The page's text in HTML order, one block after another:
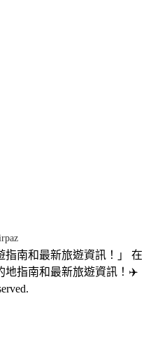
指南和最新旅遊資訊！」 在
地指南和最新旅遊資訊！✈️